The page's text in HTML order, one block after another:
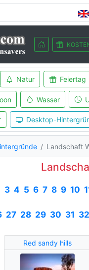
Natur Feiertag
Wasser
Desktop-
Landschaft
3 4 5 6 7 8 9 10
27 28 29 30 31 32
Red sandy hills